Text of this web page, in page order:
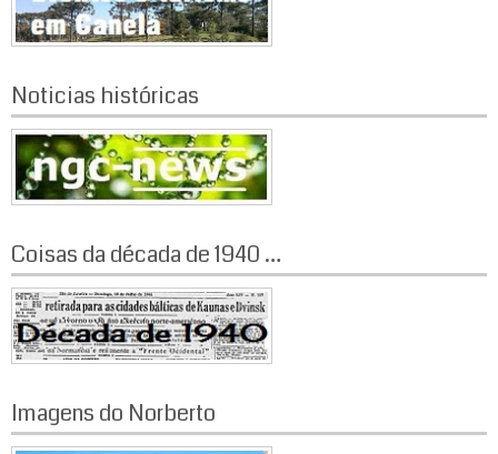
Noticias históricas
Coisas da década de 1940 …
Imagens do Norberto